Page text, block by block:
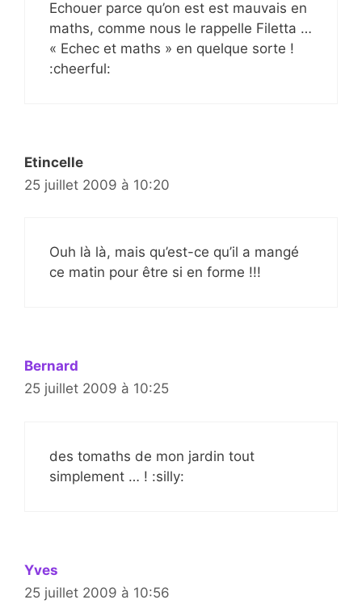
Echouer parce qu’on est est mauvais en
maths, comme nous le rappelle Filetta …
« Echec et maths » en quelque sorte !
:cheerful:
Etincelle
25 juillet 2009 à 10:20
Ouh là là, mais qu’est-ce qu’il a mangé
ce matin pour être si en forme !!!
Bernard
25 juillet 2009 à 10:25
des tomaths de mon jardin tout
simplement … ! :silly:
Yves
25 juillet 2009 à 10:56